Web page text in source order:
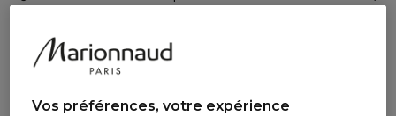
*Complexe révélateur d'éclat
**Système Soin
Ses résultats :
https://www.marionnaud.fr/consigne-de-tri
Vos préférences, votre expérience